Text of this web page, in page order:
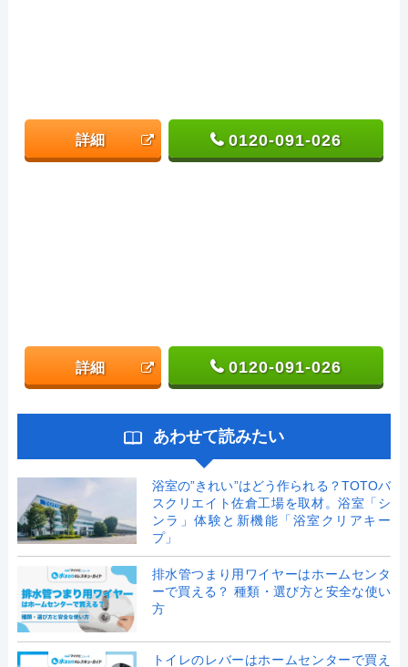
詳細 0120-091-026
詳細 0120-091-026
あわせて読みたい
浴室の”きれい”はどう作られる？TOTOバ
スクリエイト佐倉工場を取材。浴室「シ
ンラ」体験と新機能「浴室クリアキー
プ」
排水管つまり用ワイヤーはホームセンタ
ーで買える？ 種類・選び方と安全な使い
方
トイレのレバーはホームセンターで買え